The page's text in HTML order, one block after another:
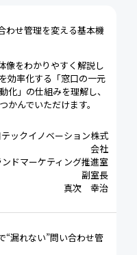
せ管理を変える基本機
像をわかりやすく解説し
効率化する「窓口の一元
化」の仕組みを理解し、
かんでいただけます。
ックイノベーション株式
会社
ンドマーケティング推進室
副室長
真次 幸治
“漏れない”問い合わせ管